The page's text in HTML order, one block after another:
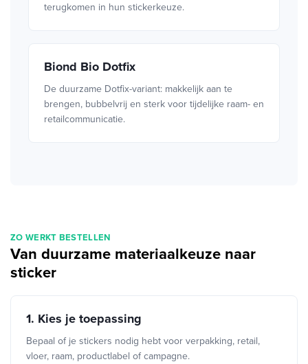
terugkomen in hun stickerkeuze.
Biond Bio Dotfix
De duurzame Dotfix-variant: makkelijk aan te
brengen, bubbelvrij en sterk voor tijdelijke raam- en
retailcommunicatie.
ZO WERKT BESTELLEN
Van duurzame materiaalkeuze naar
sticker
1. Kies je toepassing
Bepaal of je stickers nodig hebt voor verpakking, retail,
vloer, raam, productlabel of campagne.